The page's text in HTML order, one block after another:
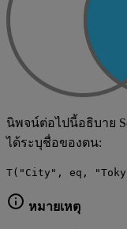
นิพจน์ต่อไปนี้อธิบาย
ได้ระบุชื่อของตน:
T("City", eq,
หมายเหตุ